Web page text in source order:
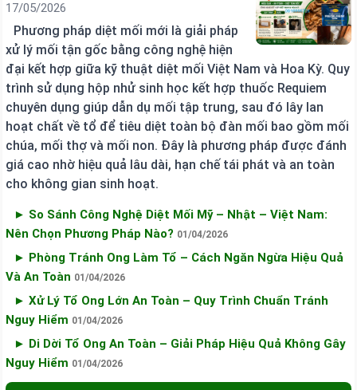
17/05/2026
Phương pháp diệt mối mới là giải pháp
xử lý mối tận gốc bằng công nghệ hiện
đại kết hợp giữa kỹ thuật diệt mối Việt Nam và Hoa Kỳ. Quy
trình sử dụng hộp nhử sinh học kết hợp thuốc Requiem
chuyên dụng giúp dẫn dụ mối tập trung, sau đó lây lan
hoạt chất về tổ để tiêu diệt toàn bộ đàn mối bao gồm mối
chúa, mối thợ và mối non. Đây là phương pháp được đánh
giá cao nhờ hiệu quả lâu dài, hạn chế tái phát và an toàn
cho không gian sinh hoạt.
► So Sánh Công Nghệ Diệt Mối Mỹ – Nhật – Việt Nam:
Nên Chọn Phương Pháp Nào? 01/04/2026
► Phòng Tránh Ong Làm Tổ – Cách Ngăn Ngừa Hiệu Quả
Và An Toàn 01/04/2026
► Xử Lý Tổ Ong Lớn An Toàn – Quy Trình Chuẩn Tránh
Nguy Hiểm 01/04/2026
► Di Dời Tổ Ong An Toàn – Giải Pháp Hiệu Quả Không Gây
Nguy Hiểm 01/04/2026